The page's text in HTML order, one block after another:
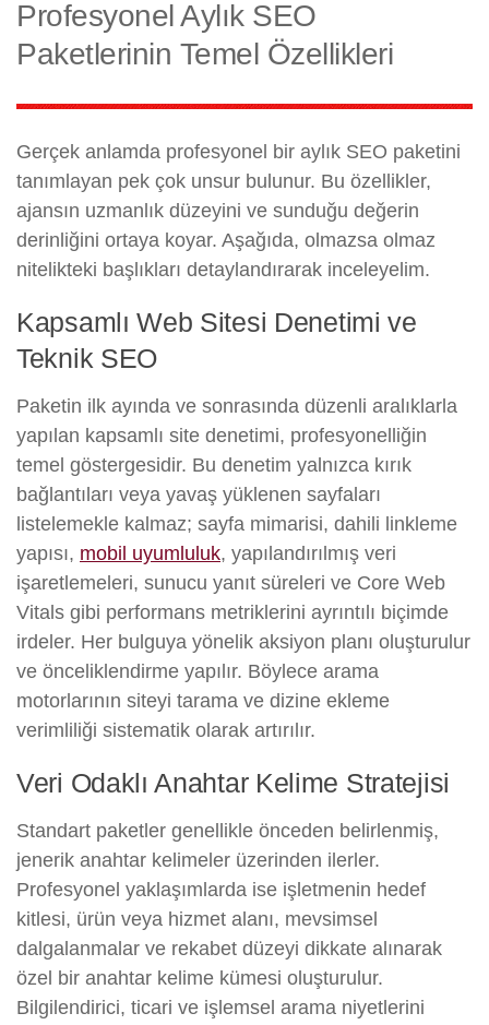
Profesyonel Aylık SEO
Paketlerinin Temel Özellikleri
Gerçek anlamda profesyonel bir aylık SEO paketini
tanımlayan pek çok unsur bulunur. Bu özellikler,
ajansın uzmanlık düzeyini ve sunduğu değerin
derinliğini ortaya koyar. Aşağıda, olmazsa olmaz
nitelikteki başlıkları detaylandırarak inceleyelim.
Kapsamlı Web Sitesi Denetimi ve
Teknik SEO
Paketin ilk ayında ve sonrasında düzenli aralıklarla
yapılan kapsamlı site denetimi, profesyonelliğin
temel göstergesidir. Bu denetim yalnızca kırık
bağlantıları veya yavaş yüklenen sayfaları
listelemekle kalmaz; sayfa mimarisi, dahili linkleme
yapısı, mobil uyumluluk, yapılandırılmış veri
işaretlemeleri, sunucu yanıt süreleri ve Core Web
Vitals gibi performans metriklerini ayrıntılı biçimde
irdeler. Her bulguya yönelik aksiyon planı oluşturulur
ve önceliklendirme yapılır. Böylece arama
motorlarının siteyi tarama ve dizine ekleme
verimliliği sistematik olarak artırılır.
Veri Odaklı Anahtar Kelime Stratejisi
Standart paketler genellikle önceden belirlenmiş,
jenerik anahtar kelimeler üzerinden ilerler.
Profesyonel yaklaşımlarda ise işletmenin hedef
kitlesi, ürün veya hizmet alanı, mevsimsel
dalgalanmalar ve rekabet düzeyi dikkate alınarak
özel bir anahtar kelime kümesi oluşturulur.
Bilgilendirici, ticari ve işlemsel arama niyetlerini